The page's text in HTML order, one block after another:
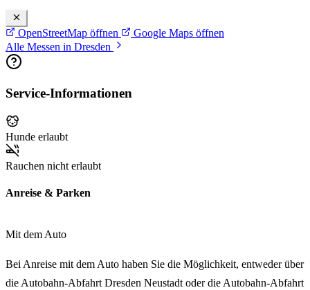
OpenStreetMap öffnen
Google Maps öffnen
Alle Messen in Dresden
Service-Informationen
Hunde erlaubt
Rauchen nicht erlaubt
Anreise & Parken
Mit dem Auto
Bei Anreise mit dem Auto haben Sie die Möglichkeit, entweder über
die Autobahn-Abfahrt Dresden Neustadt oder die Autobahn-Abfahrt